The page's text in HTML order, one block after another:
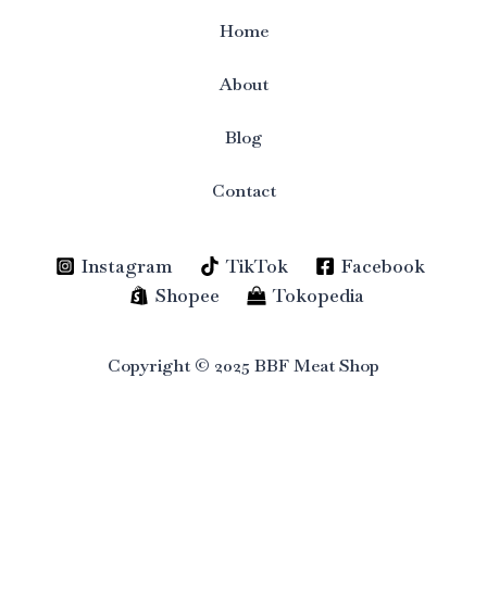
Home
About
Blog
Contact
Instagram TikTok
Facebook
Shopee
Tokopedia
Copyright © 2025 BBF Meat Shop